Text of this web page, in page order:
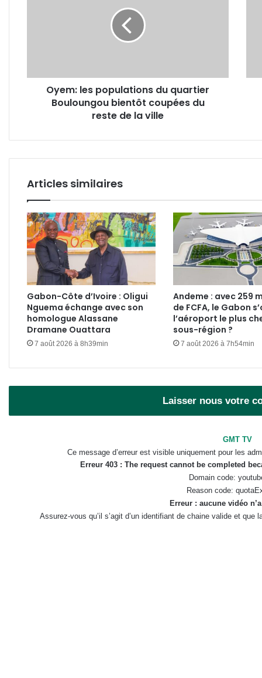
du
Oyem: les populations du quartier
Bouloungou bientôt coupées du
reste de la ville
Articles similaires
Gabon-Côte d’Ivoire : Oligui
Nguema échange avec son
homologue Alassane
Dramane Ouattara
7 août 2026 à 8h39min
Andeme : avec 259
de FCFA, le Gabon
l’aéroport le plus
sous-région ?
7 août 2026 à 7h54min
Laisser nous votre
GMT TV
Ce message d’erreur est visible uniquement pour les
Erreur 403 : The request cannot be completed
Domain code:
Reason code:
Erreur : aucune vidéo
Assurez-vous qu’il s’agit d’un identifiant de chaine valide et